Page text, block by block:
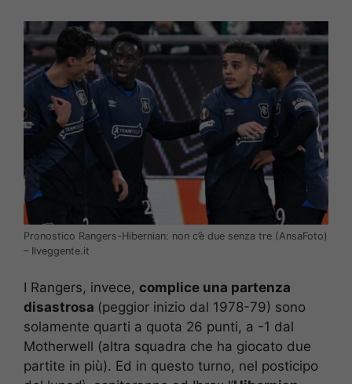
Pronostico Rangers-Hibernian: non c’è due senza tre (AnsaFoto)
– Ilveggente.it
I Rangers, invece, complice una partenza
disastrosa (peggior inizio dal 1978-79) sono
solamente quarti a quota 26 punti, a -1 dal
Motherwell (altra squadra che ha giocato due
partite in più). Ed in questo turno, nel posticipo